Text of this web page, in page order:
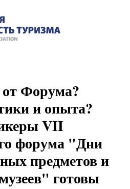
Форума?
и опыта?
VII
форума "Дни
предметов и
готовы